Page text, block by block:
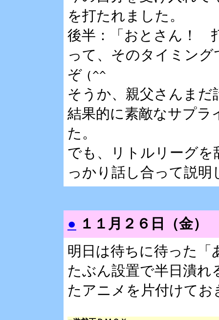
を打たれました。
後半：「おとさん！
って、そのタイミン
ぞ (^^ゞ
そうか、親父さんま
結果的に素敵なサプラ
た。
でも、リトルリーグ
っかり話し合って説
● １１月２６日（金）
明日は待ちに待った「
たぶん設置で半日潰
たアニメを片付けてお